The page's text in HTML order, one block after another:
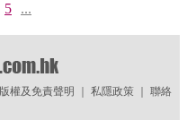
5 ...
版權及免責聲明 私隱政策｜ 聯絡